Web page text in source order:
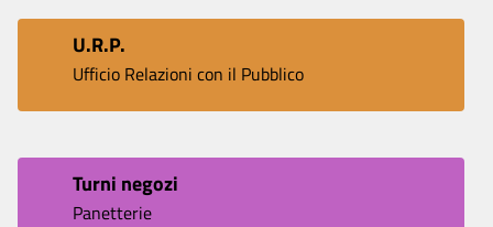
U.R.P.
Ufficio Relazioni con il Pubblico
Turni negozi
Panetterie